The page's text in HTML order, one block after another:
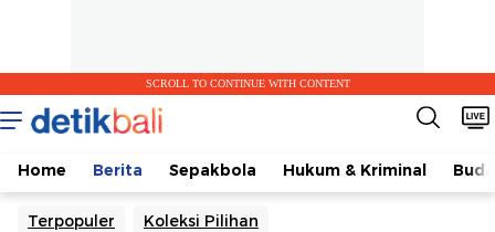
SCROLL TO CONTINUE WITH CONTENT
Home Berita Sepakbola Hukum & Kriminal
Terpopuler Koleksi Pilihan